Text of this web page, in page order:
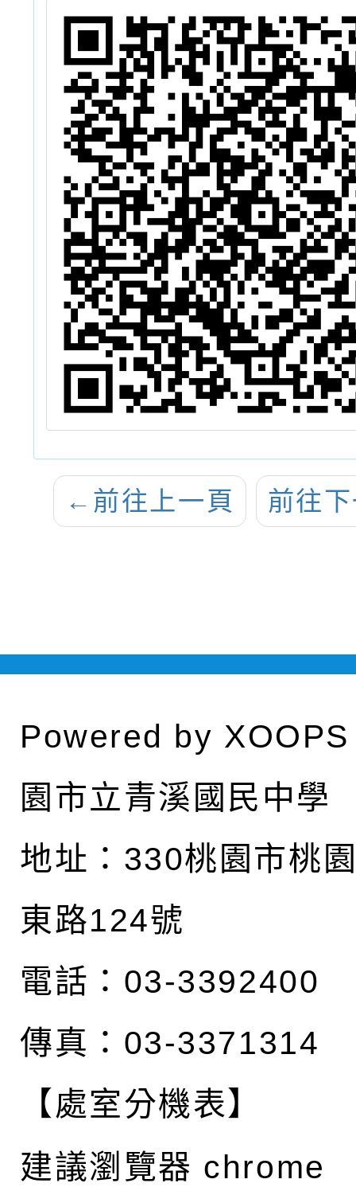
初階
(第4
← 前往上一頁 前往
Powered by XOOPS
園市立青溪國民中學
地址： 330桃園市桃
東路124號
電話：03-3392400
傳真：03-3371314
【處室分機表】
建議瀏覽器 chrome